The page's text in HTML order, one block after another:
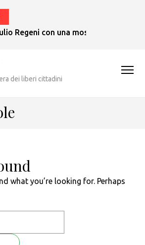
Regeni con una mostra che sarà
dei liberi cittadini
what you’re looking for. Perhaps